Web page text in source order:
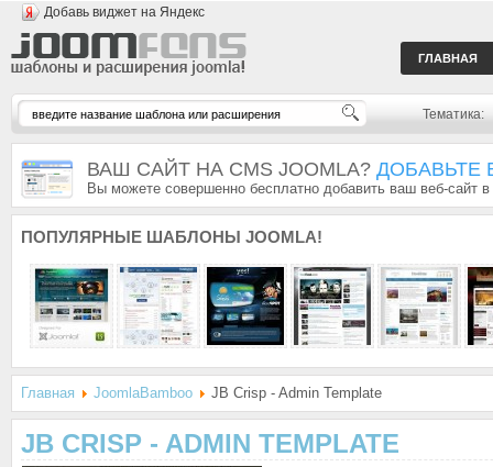
Добавь виджет на Яндекс
ГЛАВНАЯ
Тематика:
ВАШ САЙТ НА CMS JOOMLA? ДОБАВЬТЕ
Вы можете совершенно бесплатно добавить ваш веб-сайт
ПОПУЛЯРНЫЕ ШАБЛОНЫ JOOMLA!
Главная JoomlaBamboo JB Crisp - Admin Template
JB CRISP - ADMIN TEMPLATE